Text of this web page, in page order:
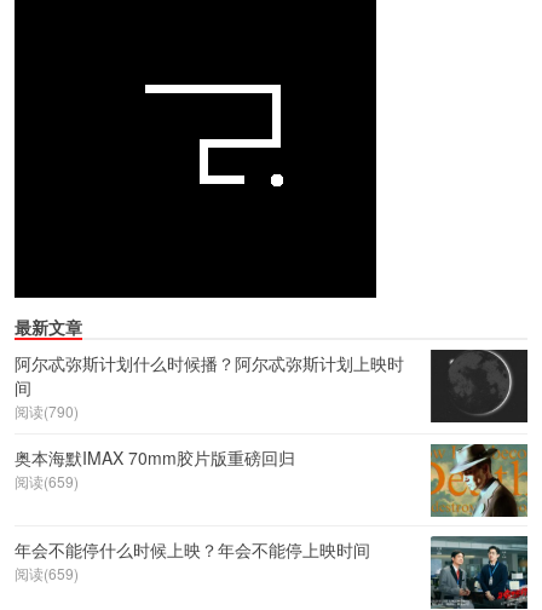
最新文章
阿尔忒弥斯计划什么时候播？阿尔忒弥斯计划上映时
间
阅读(790)
奥本海默IMAX 70mm胶片版重磅回归
阅读(659)
年会不能停什么时候上映？年会不能停上映时间
阅读(659)